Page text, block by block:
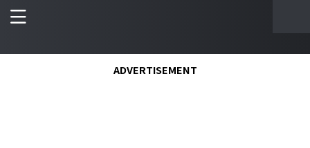
ADVERTISEMENT